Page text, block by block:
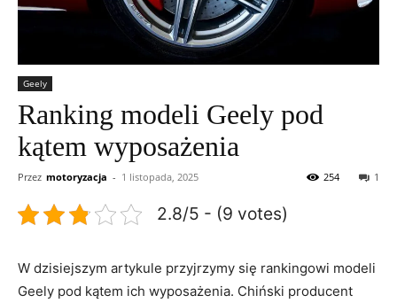
Geely
Ranking modeli Geely pod
kątem wyposażenia
Przez motoryzacja - 1 listopada, 2025 1
254
2.8/5 - (9 votes)
W dzisiejszym artykule przyjrzymy⁢ się‍ rankingowi modeli
Geely pod kątem ich wyposażenia.⁢ Chiński producent